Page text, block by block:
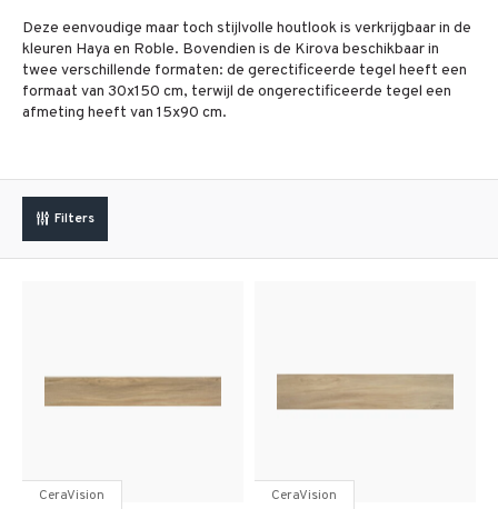
Deze eenvoudige maar toch stijlvolle houtlook is verkrijgbaar in de
kleuren Haya en Roble. Bovendien is de Kirova beschikbaar in
twee verschillende formaten: de gerectificeerde tegel heeft een
formaat van 30x150 cm, terwijl de ongerectificeerde tegel een
afmeting heeft van 15x90 cm.
Filters
CeraVision CeraVision